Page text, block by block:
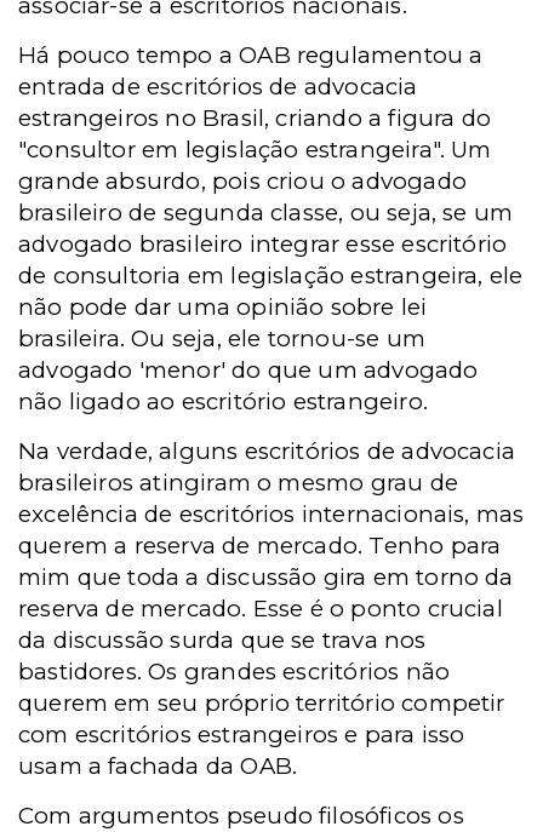
Há pouco tempo a OAB regulamentou a
entrada de escritórios de advocacia
estrangeiros no Brasil, criando a figura do
"consultor em legislação estrangeira". Um
grande absurdo, pois criou o advogado
brasileiro de segunda classe, ou seja, se um
advogado brasileiro integrar esse escritório
de consultoria em legislação estrangeira, ele
não pode dar uma opinião sobre lei
brasileira. Ou seja, ele tornou-se um
advogado 'menor' do que um advogado
não ligado ao escritório estrangeiro.
Na verdade, alguns escritórios de advocacia
brasileiros atingiram o mesmo grau de
excelência de escritórios internacionais, mas
querem a reserva de mercado. Tenho para
mim que toda a discussão gira em torno da
reserva de mercado. Esse é o ponto crucial
da discussão surda que se trava nos
bastidores. Os grandes escritórios não
querem em seu próprio território competir
com escritórios estrangeiros e para isso
usam a fachada da OAB.
Com argumentos pseudo filosóficos os